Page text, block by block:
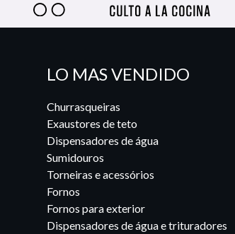
LO MAS VENDIDO
Churrasqueiras
Exaustores de teto
Dispensadores de água
Sumidouros
Torneiras e acessórios
Fornos
Fornos para exterior
Dispensadores de água e trituradores